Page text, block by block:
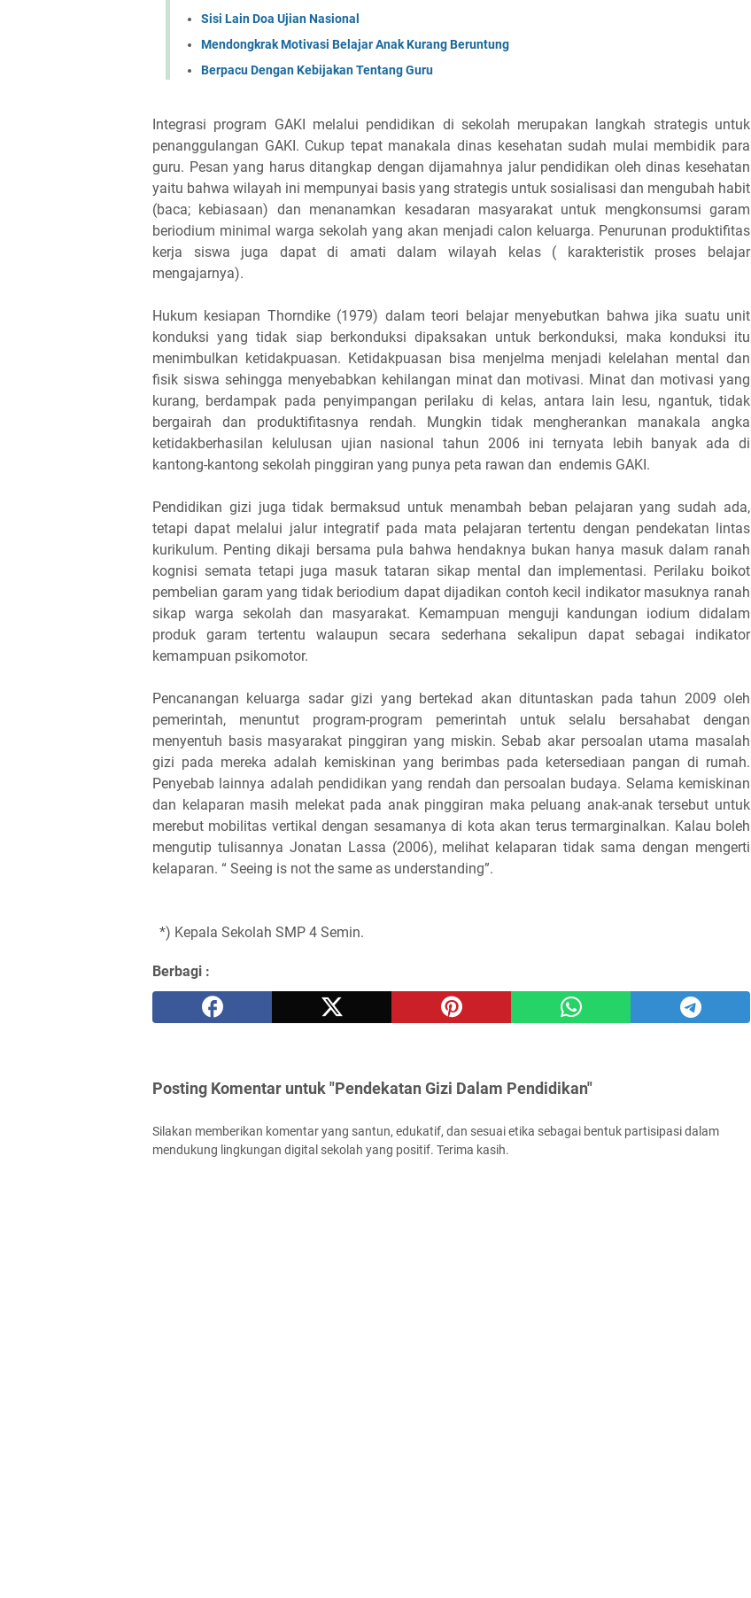
Sisi Lain Doa Ujian Nasional
Mendongkrak Motivasi Belajar Anak Kurang Beruntung
Berpacu Dengan Kebijakan Tentang Guru
Integrasi program GAKI melalui pendidikan di sekolah merupakan langkah strategis untuk
penanggulangan GAKI. Cukup tepat manakala dinas kesehatan sudah mulai membidik para
guru. Pesan yang harus ditangkap dengan dijamahnya jalur pendidikan oleh dinas kesehatan
yaitu bahwa wilayah ini mempunyai basis yang strategis untuk sosialisasi dan mengubah habit
(baca; kebiasaan) dan menanamkan kesadaran masyarakat untuk mengkonsumsi garam
beriodium minimal warga sekolah yang akan menjadi calon keluarga. Penurunan produktifitas
kerja siswa juga dapat di amati dalam wilayah kelas ( karakteristik proses belajar
mengajarnya).
Hukum kesiapan Thorndike (1979) dalam teori belajar menyebutkan bahwa jika suatu unit
konduksi yang tidak siap berkonduksi dipaksakan untuk berkonduksi, maka konduksi itu
menimbulkan ketidakpuasan. Ketidakpuasan bisa menjelma menjadi kelelahan mental dan
fisik siswa sehingga menyebabkan kehilangan minat dan motivasi. Minat dan motivasi yang
kurang, berdampak pada penyimpangan perilaku di kelas, antara lain lesu, ngantuk, tidak
bergairah dan produktifitasnya rendah. Mungkin tidak mengherankan manakala angka
ketidakberhasilan kelulusan ujian nasional tahun 2006 ini ternyata lebih banyak ada di
kantong-kantong sekolah pinggiran yang punya peta rawan dan endemis GAKI.
Pendidikan gizi juga tidak bermaksud untuk menambah beban pelajaran yang sudah ada,
tetapi dapat melalui jalur integratif pada mata pelajaran tertentu dengan pendekatan lintas
kurikulum. Penting dikaji bersama pula bahwa hendaknya bukan hanya masuk dalam ranah
kognisi semata tetapi juga masuk tataran sikap mental dan implementasi. Perilaku boikot
pembelian garam yang tidak beriodium dapat dijadikan contoh kecil indikator masuknya ranah
sikap warga sekolah dan masyarakat. Kemampuan menguji kandungan iodium didalam
produk garam tertentu walaupun secara sederhana sekalipun dapat sebagai indikator
kemampuan psikomotor.
Pencanangan keluarga sadar gizi yang bertekad akan dituntaskan pada tahun 2009 oleh
pemerintah, menuntut program-program pemerintah untuk selalu bersahabat dengan
menyentuh basis masyarakat pinggiran yang miskin. Sebab akar persoalan utama masalah
gizi pada mereka adalah kemiskinan yang berimbas pada ketersediaan pangan di rumah.
Penyebab lainnya adalah pendidikan yang rendah dan persoalan budaya. Selama kemiskinan
dan kelaparan masih melekat pada anak pinggiran maka peluang anak-anak tersebut untuk
merebut mobilitas vertikal dengan sesamanya di kota akan terus termarginalkan. Kalau boleh
mengutip tulisannya Jonatan Lassa (2006), melihat kelaparan tidak sama dengan mengerti
kelaparan. “ Seeing is not the same as understanding”.
*) Kepala Sekolah SMP 4 Semin.
Berbagi :
Posting Komentar untuk "Pendekatan Gizi Dalam Pendidikan"
Silakan memberikan komentar yang santun, edukatif, dan sesuai etika sebagai bentuk partisipasi dalam
mendukung lingkungan digital sekolah yang positif. Terima kasih.